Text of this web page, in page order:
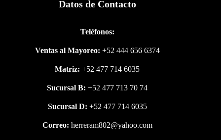
Datos de Contacto
Teléfonos:
Ventas al Mayoreo: +52 444 656 6374
Matriz: +52 477 714 6035
Sucursal B:+52 477 713 70 74
Sucursal D: +52 477 714 6035
Correo: herreram802@yahoo.com